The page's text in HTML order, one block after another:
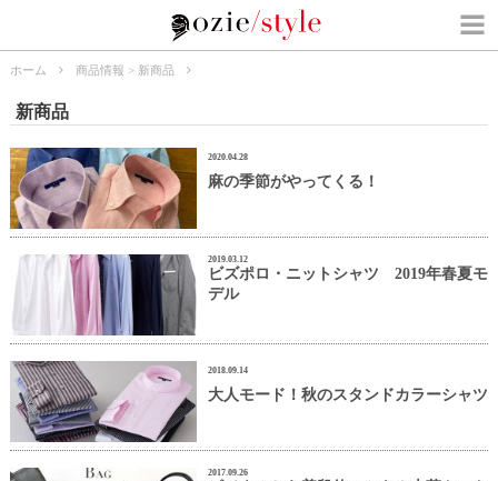
ホーム 商品情報 > 新商品
新商品
2020.04.28
麻の季節がやってくる！
2019.03.12
ビズポロ・ニットシャツ 2019年春夏モ
デル
2018.09.14
大人モード！秋のスタンドカラーシャツ
2017.09.26